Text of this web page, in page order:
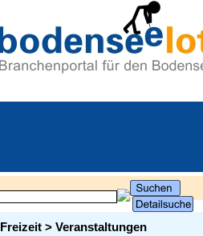
Freizeit > Veranstaltungen